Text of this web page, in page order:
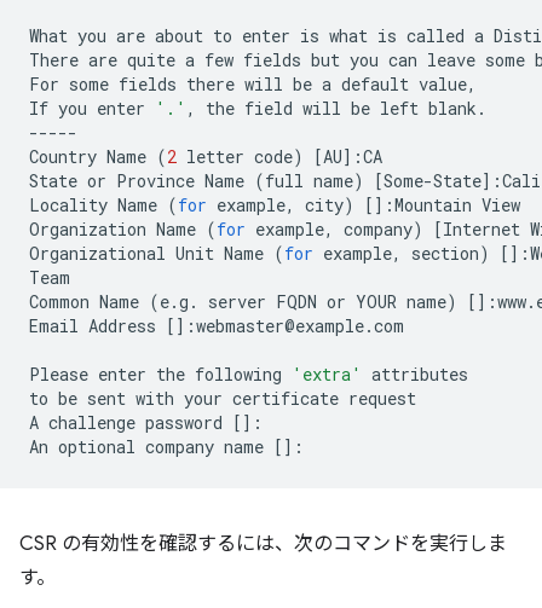
What you are about to enter is what is called a
There are quite a few fields but you can leave some
For some fields there will be a default value,
If you enter '.' , the field will be left blank.
-----
Country Name (2 letter code) [AU] :CA
State or Province Name (full name) [Some-State]
Locality Name (for example, city) [] :Mountain View
Organization Name (for example, company) [Internet
Organizational Unit Name (for example, section) []
Team
Common Name (e.g. server FQDN or YOUR name) []
Email Address [] :webmaster@example.com
Please enter the following 'extra'
attributes
to be sent with your certificate request
A challenge password [] :
An optional company name []
CSR の有効性を確認するには、次のコマンドを実行しま
す。